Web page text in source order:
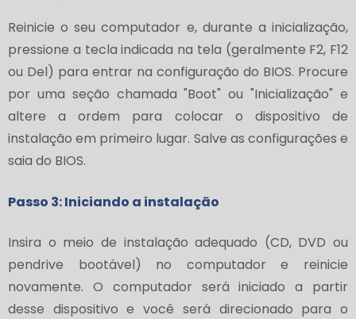
Reinicie o seu computador e, durante a inicialização,
pressione a tecla indicada na tela (geralmente F2, F12
ou Del) para entrar na configuração do BIOS. Procure
por uma seção chamada "Boot" ou "Inicialização" e
altere a ordem para colocar o dispositivo de
instalação em primeiro lugar. Salve as configurações e
saia do BIOS.
Passo 3: Iniciando a instalação
Insira o meio de instalação adequado (CD, DVD ou
pendrive bootável) no computador e reinicie
novamente. O computador será iniciado a partir
desse dispositivo e você será direcionado para o